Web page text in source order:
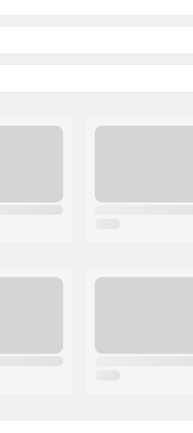
Driver-puoli:
BMX Vannetyyppi: